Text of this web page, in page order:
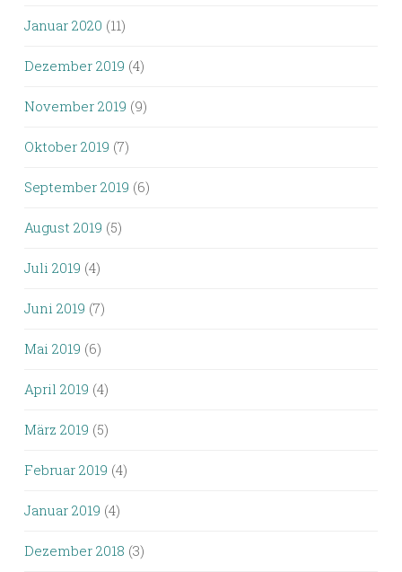
Januar 2020 (11)
Dezember 2019 (4)
November 2019 (9)
Oktober 2019 (7)
September 2019 (6)
August 2019 (5)
Juli 2019 (4)
Juni 2019 (7)
Mai 2019 (6)
April 2019 (4)
März 2019 (5)
Februar 2019 (4)
Januar 2019 (4)
Dezember 2018 (3)